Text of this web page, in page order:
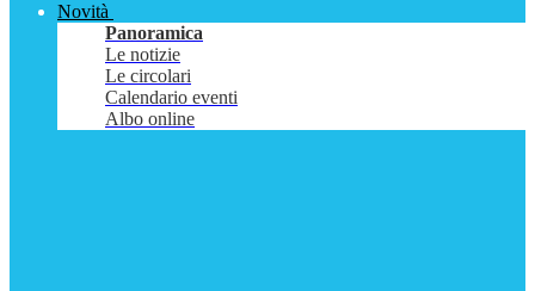
Novità
Panoramica
Le notizie
Le circolari
Calendario eventi
Albo online